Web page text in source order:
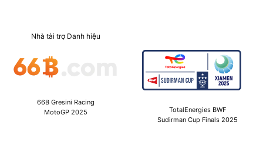
Nhà tài trợ Danh hiệu
66B Gresini Racing
MotoGP 2025
TotalEnergies BWF
Sudirman Cup Finals 2025